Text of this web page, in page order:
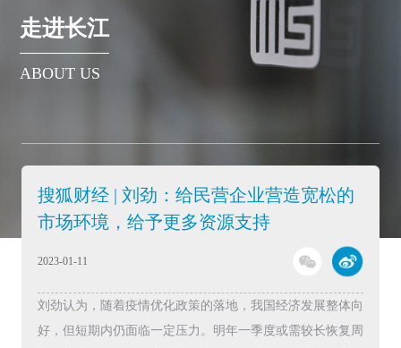
走进长江
ABOUT US
搜狐财经 | 刘劲：给民营企业营造宽松的
市场环境，给予更多资源支持
2023-01-11
刘劲认为，随着疫情优化政策的落地，我国经济发展整体向
好，但短期内仍面临一定压力。明年一季度或需较长恢复周